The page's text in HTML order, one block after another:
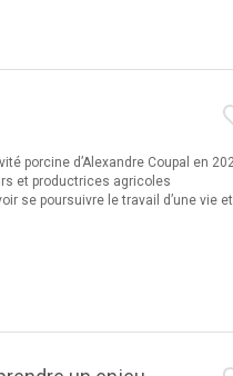
porcine d’Alexandre Coupal en
et productrices agricoles
se poursuivre le travail d’une vie et